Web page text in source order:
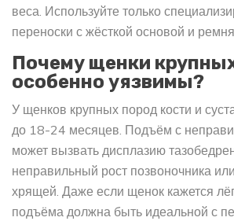
веса. Используйте только
переноски с жёсткой основой и
Почему щенки
особенно уязвимы?
У щенков крупных пород кости и
до 18-24 месяцев. Подъём с
может вызвать дисплазию
неправильный рост позвоночника
хрящей. Даже если щенок кажется
подъёма должна быть идеальной с